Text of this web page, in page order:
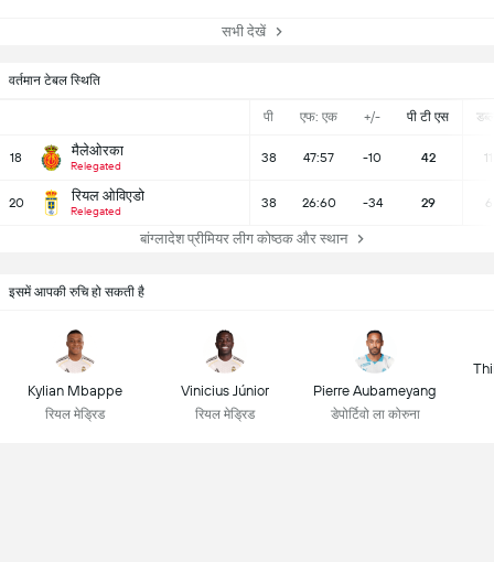
वर्तमान टेबल स्थिति
पी एफ: एक +/- पी टी एस
18 मैलेओरका
Relegated
38 47:57 -10 42 11
20 रियल ओविएडो
Relegated
38 26:60 -34 29 6
बांग्लादेश प्रीमियर लीग कोष्ठक और स्थान
सभी देखें
इसमें आपकी रुचि हो सकती है
Kylian Mbappe
रियल मेड्रिड
Vinicius Júnior
रियल मेड्रिड
Pierre Aubameyang
डेपोर्टिवो ला कोरुना